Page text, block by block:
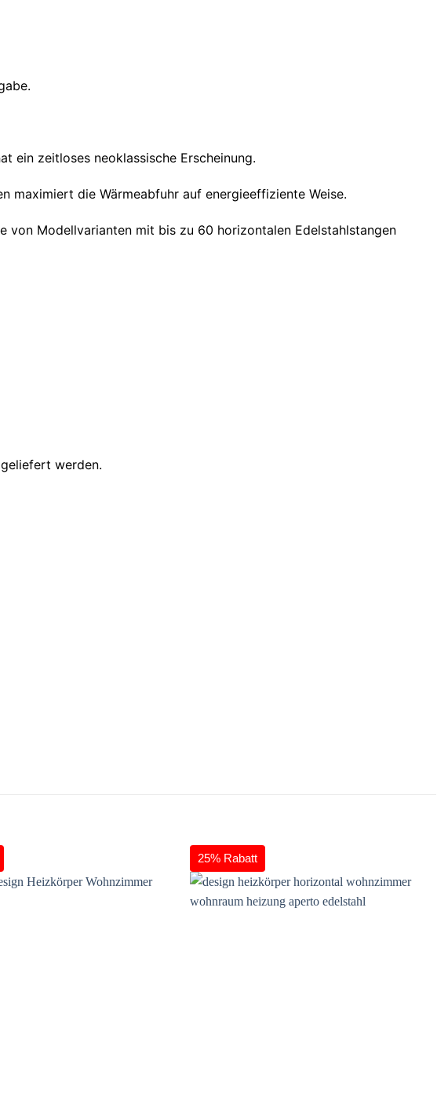
ein zeitloses neoklassische Erscheinung.
maximiert die Wärmeabfuhr auf energieeffiziente Weise.
von Modellvarianten mit bis zu 60 horizontalen Edelstahlstangen
werden.
25% Rabatt